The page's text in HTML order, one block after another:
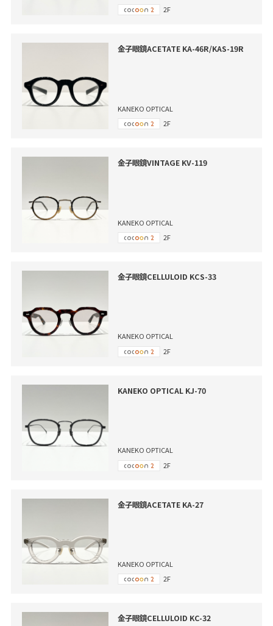
2F
金子眼鏡ACETATE KA-46R/KAS-19R
KANEKO OPTICAL
2F
金子眼鏡VINTAGE KV-119
KANEKO OPTICAL
2F
金子眼鏡CELLULOID KCS-33
KANEKO OPTICAL
2F
KANEKO OPTICAL KJ-70
KANEKO OPTICAL
2F
金子眼鏡ACETATE KA-27
KANEKO OPTICAL
2F
金子眼鏡CELLULOID KC-32